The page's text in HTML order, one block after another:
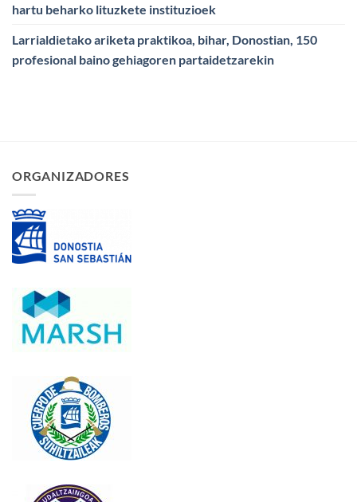
hartu beharko lituzkete instituzioek
Larrialdietako ariketa praktikoa, bihar, Donostian, 150
profesional baino gehiagoren partaidetzarekin
ORGANIZADORES